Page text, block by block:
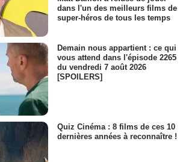
dans l'un des meilleurs films de
super-héros de tous les temps
Demain nous appartient : ce qui
vous attend dans l'épisode 2265
du vendredi 7 août 2026
[SPOILERS]
Quiz Cinéma : 8 films de ces 10
dernières années à reconnaître !